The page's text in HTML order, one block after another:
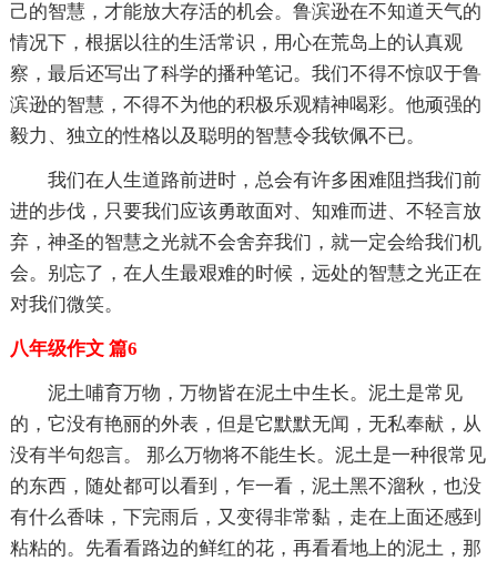
己的智慧，才能放大存活的机会。鲁滨逊在不知道天气的
情况下，根据以往的生活常识，用心在荒岛上的认真观
察，最后还写出了科学的播种笔记。我们不得不惊叹于鲁
滨逊的智慧，不得不为他的积极乐观精神喝彩。他顽强的
毅力、独立的性格以及聪明的智慧令我钦佩不已。
我们在人生道路前进时，总会有许多困难阻挡我们前
进的步伐，只要我们应该勇敢面对、知难而进、不轻言放
弃，神圣的智慧之光就不会舍弃我们，就一定会给我们机
会。别忘了，在人生最艰难的时候，远处的智慧之光正在
对我们微笑。
八年级作文 篇6
泥土哺育万物，万物皆在泥土中生长。泥土是常见
的，它没有艳丽的外表，但是它默默无闻，无私奉献，从
没有半句怨言。 那么万物将不能生长。泥土是一种很常见
的东西，随处都可以看到，乍一看，泥土黑不溜秋，也没
有什么香味，下完雨后，又变得非常黏，走在上面还感到
粘粘的。先看看路边的鲜红的花，再看看地上的泥土，那